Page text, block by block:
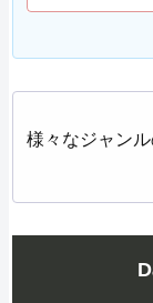
様々なジャン